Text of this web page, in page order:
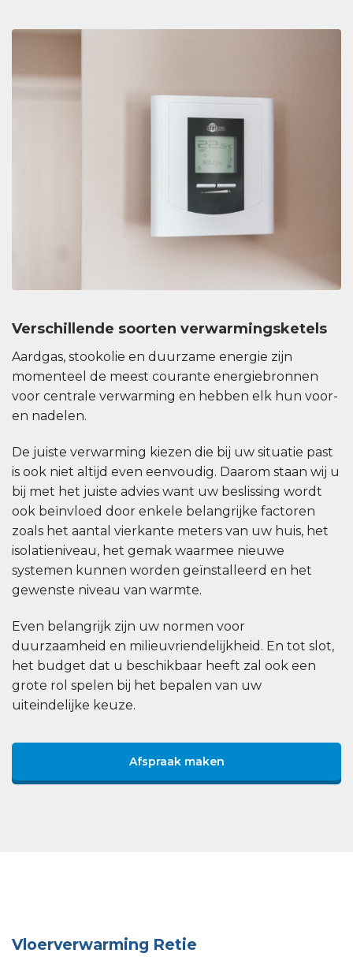
Verschillende soorten verwarmingsketels
Aardgas, stookolie en duurzame energie zijn
momenteel de meest courante energiebronnen
voor centrale verwarming en hebben elk hun voor-
en nadelen.
De juiste verwarming kiezen die bij uw situatie past
is ook niet altijd even eenvoudig. Daarom staan wij u
bij met het juiste advies want uw beslissing wordt
ook beïnvloed door enkele belangrijke factoren
zoals het aantal vierkante meters van uw huis, het
isolatieniveau, het gemak waarmee nieuwe
systemen kunnen worden geïnstalleerd en het
gewenste niveau van warmte.
Even belangrijk zijn uw normen voor
duurzaamheid en milieuvriendelijkheid. En tot slot,
het budget dat u beschikbaar heeft zal ook een
grote rol spelen bij het bepalen van uw
uiteindelijke keuze.
Afspraak maken
Vloerverwarming Retie